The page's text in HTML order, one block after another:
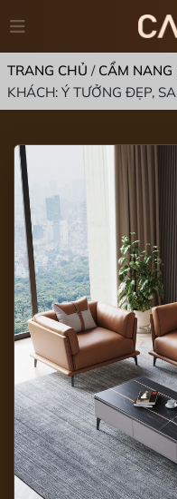
TRANG CHỦ / CẨM
KHÁCH: Ý TƯỞNG ĐẸP,